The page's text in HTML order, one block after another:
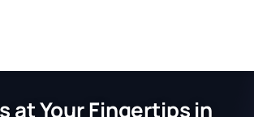
at Your Fingertips in